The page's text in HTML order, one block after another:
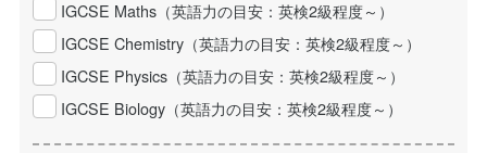
IGCSE Maths（英語力の目安：英検2級程度～）
IGCSE Chemistry（英語力の目安：英検2級程度～）
IGCSE Physics（英語力の目安：英検2級程度～）
IGCSE Biology（英語力の目安：英検2級程度～）